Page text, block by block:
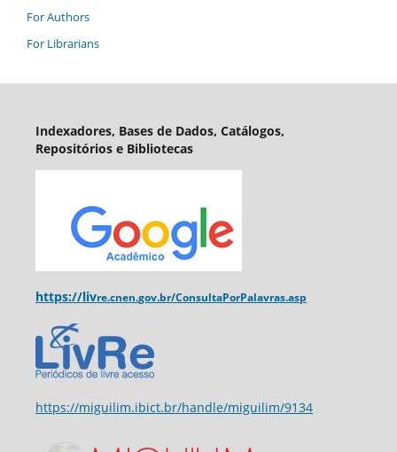
For Authors
For Librarians
Indexadores, Bases de Dados, Catálogos,
Repositórios e Bibliotecas
https://livre.cnen.gov.br/ConsultaPorPalavras.asp
https://miguilim.ibict.br/handle/miguilim/9134